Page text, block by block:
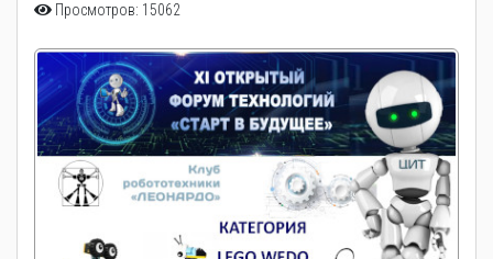
Просмотров: 15062